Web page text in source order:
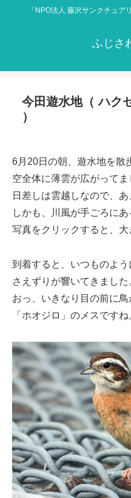
「NPO法人 藤沢サンクチュア
ふじさ
今田遊水地（ ハク
）
6月20日の朝、遊水地を散
空全体に薄雲が広がってま
日差しは雲越しなので、あ
しかも、川風が手ごろにあ
写真をクリックすると、大
到着すると、いつものよ
さえずりが響いてきました
おっ、いきなり目の前に鳥
「ホオジロ」のメスですね